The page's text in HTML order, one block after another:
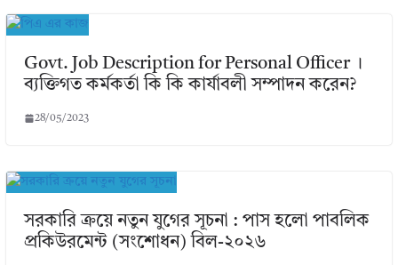
Govt. Job Description for Personal Officer ।
ব্যক্তিগত কর্মকর্তা কি কি কার্যাবলী সম্পাদন করেন?
28/05/2023
সরকারি ক্রয়ে নতুন যুগের সূচনা : পাস হলো পাবলিক
প্রকিউরমেন্ট (সংশোধন) বিল-২০২৬